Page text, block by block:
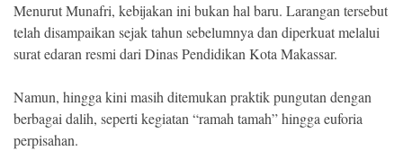
Menurut Munafri, kebijakan ini bukan hal baru. Larangan tersebut
telah disampaikan sejak tahun sebelumnya dan diperkuat melalui
surat edaran resmi dari Dinas Pendidikan Kota Makassar.
Namun, hingga kini masih ditemukan praktik pungutan dengan
berbagai dalih, seperti kegiatan “ramah tamah” hingga euforia
perpisahan.